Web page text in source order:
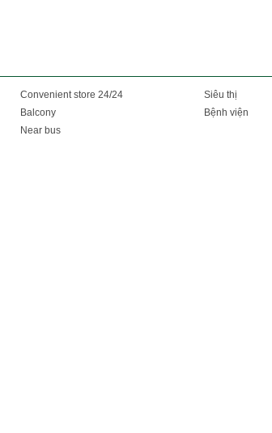
Convenient store 24/24
Siêu thị
Balcony
Bệnh viện
Near bus